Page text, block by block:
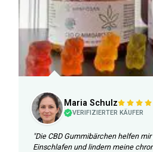
Maria Schulz
VERIFIZIERTER KÄUFER
"Die CBD Gummibärchen helfen
Einschlafen und lindern meine